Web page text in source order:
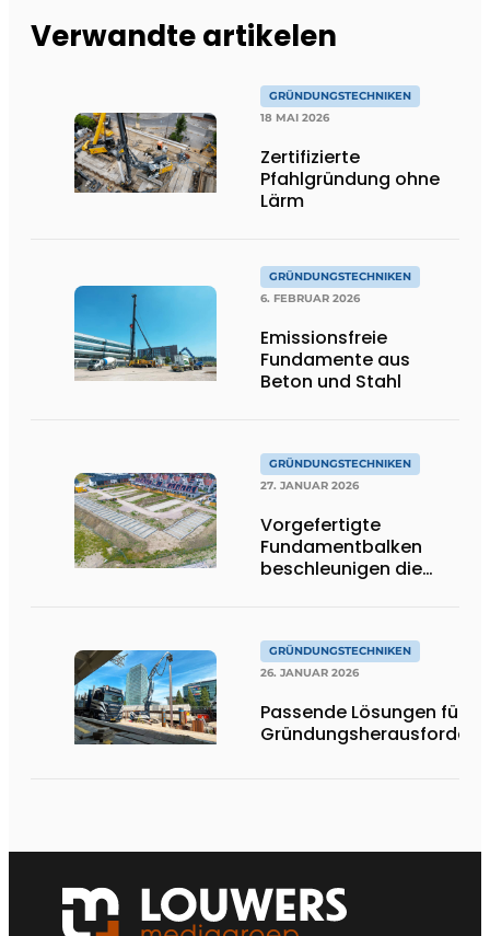
Verwandte artikelen
GRÜNDUNGSTECHNIKEN
18 MAI 2026
Zertifizierte
Pfahlgründung ohne
Lärm
GRÜNDUNGSTECHNIKEN
6. FEBRUAR 2026
Emissionsfreie
Fundamente aus
Beton und Stahl
GRÜNDUNGSTECHNIKEN
27. JANUAR 2026
Vorgefertigte
Fundamentbalken
beschleunigen die
GRÜNDUNGSTECHNIKEN
26. JANUAR 2026
Passende Lösungen für